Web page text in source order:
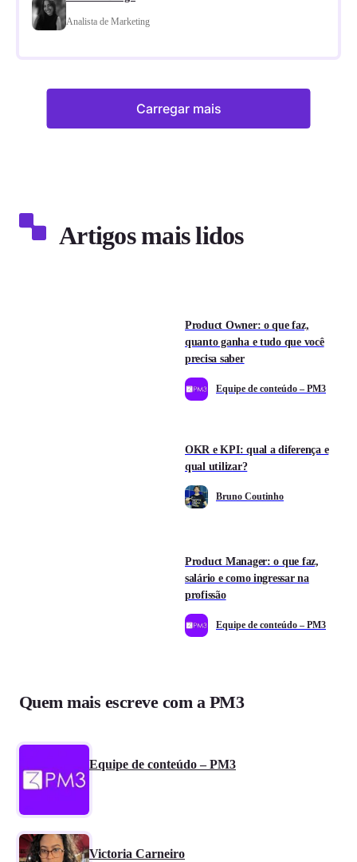
Analista de Marketing
Carregar mais
Artigos mais lidos
Product Owner: o que faz,
quanto ganha e tudo que você
precisa saber
Equipe de conteúdo – PM3
OKR e KPI: qual a diferença e
qual utilizar?
Bruno Coutinho
Product Manager: o que faz,
salário e como ingressar na
profissão
Equipe de conteúdo – PM3
Quem mais escreve com a PM3
Equipe de conteúdo – PM3
Victoria Carneiro